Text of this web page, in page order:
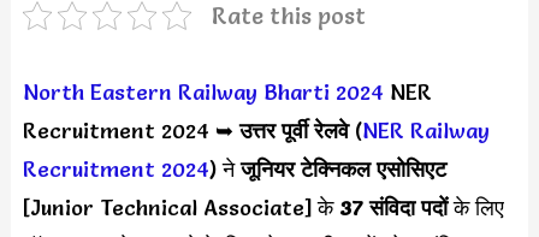
Rate this post
North Eastern Railway Bharti 2024 NER
Recruitment 2024 ➥उत्तर पूर्वी रेलवे(NER Railway
Recruitment 2024) नेजूनियर टेक्निकल एसोसिएट
[Junior Technical Associate] के 37 संविदा पदोंके लिए